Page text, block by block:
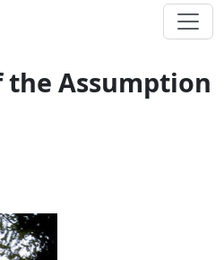
the Assumption